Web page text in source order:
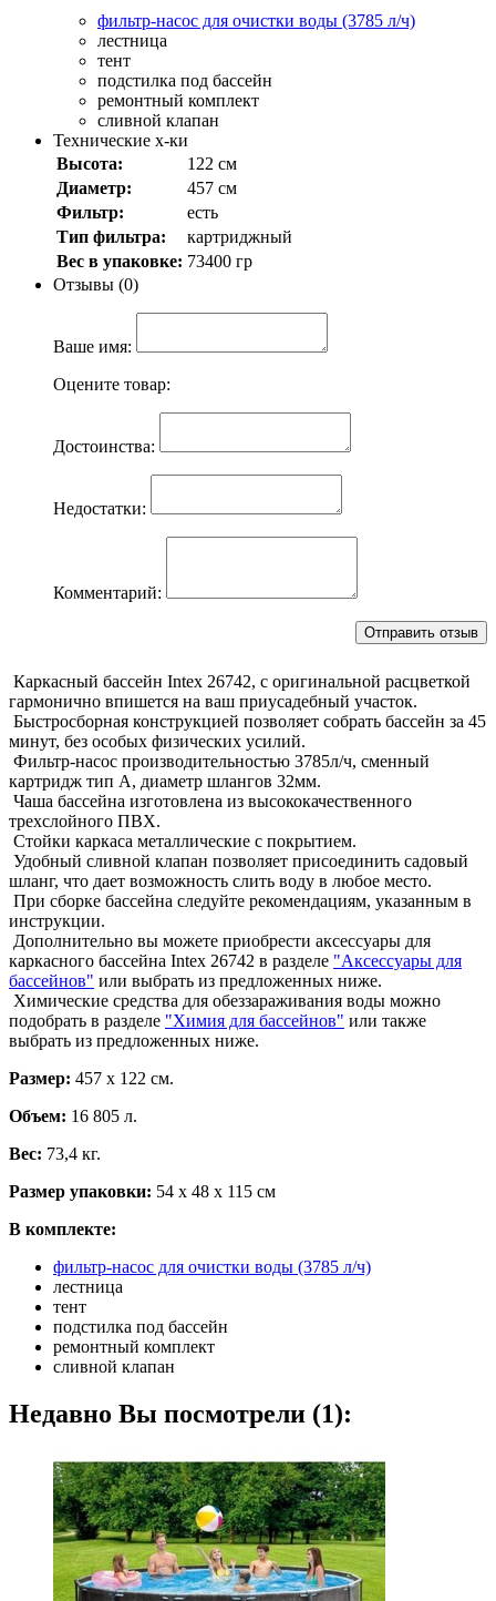
фильтр-насос для очистки воды (3785 л/ч)
лестница
тент
подстилка под бассейн
ремонтный комплект
сливной клапан
Технические х-ки
Высота:
122 см
Диаметр:
457 см
Фильтр:
есть
Тип фильтра:
картриджный
Вес в упаковке: 73400 гр
Отзывы (0)
Ваше имя:
Оцените товар:
Достоинства:
Недостатки:
Комментарий:
Каркасный бассейн Intex 26742, с оригинальной расцветкой
гармонично впишется на ваш приусадебный участок.
Быстросборная конструкцией позволяет собрать бассейн за 45
минут, без особых физических усилий.
Фильтр-насос производительностью 3785л/ч, сменный
картридж тип А, диаметр шлангов 32мм.
Чаша бассейна изготовлена из высококачественного
трехслойного ПВХ.
Стойки каркаса металлические с покрытием.
Удобный сливной клапан позволяет присоединить садовый
шланг, что дает возможность слить воду в любое место.
При сборке бассейна следуйте рекомендациям, указанным в
инструкции.
Дополнительно вы можете приобрести аксессуары для
каркасного бассейна Intex 26742 в разделе "Аксессуары для
бассейнов" или выбрать из предложенных ниже.
Химические средства для обеззараживания воды можно
подобрать в разделе "Химия для бассейнов" или также
выбрать из предложенных ниже.
Размер: 457 х 122 см.
Объем: 16 805 л.
Вес: 73,4 кг.
Размер упаковки: 54 х 48 х 115 см
В комплекте:
фильтр-насос для очистки воды (3785 л/ч)
лестница
тент
подстилка под бассейн
ремонтный комплект
сливной клапан
Недавно Вы посмотрели (1):